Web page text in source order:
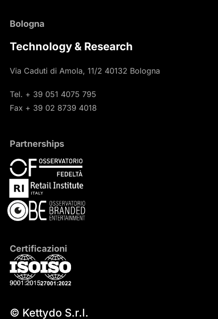
Bologna
Technology & Research
Via Caduti di Amola, 11/2 40132 Bologna
Tel. + 39 051 4075 795
Fax + 39 02 8739 4018
Partnerships
Certificazioni
© Kettydo S.r.l.